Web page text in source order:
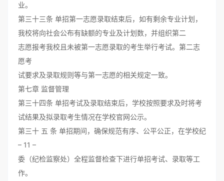
业。
第三十三条 单招第一志愿录取结束后，如有剩余专业计划，
我校将向社会公布有缺额的专业及计划数，并组织第二
志愿报考我校且未被第一志愿录取的考生举行考试。第二志
愿考
试要求及录取规则等与第一志愿的相关规定一致。
第七章 监督管理
第三十四条 单招考试及录取结束后，学校按照要求及时将考
试结果及拟录取考生情况在学校官网公示。
第三十 五 条 单招期间，确保规范有序、公平公正，在学校纪
– 11 –
委（纪检监察处）全程监督检查下进行单招考试、录取等工
作。